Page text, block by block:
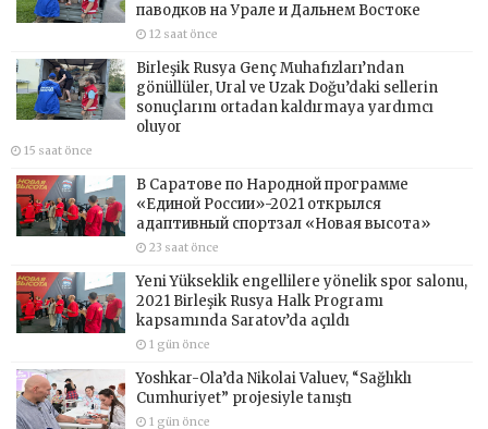
паводков на Урале и Дальнем Востоке
12 saat önce
Birleşik Rusya Genç Muhafızları’ndan
gönüllüler, Ural ve Uzak Doğu’daki sellerin
sonuçlarını ortadan kaldırmaya yardımcı
oluyor
15 saat önce
В Саратове по Народной программе
«Единой России»-2021 открылся
адаптивный спортзал «Новая высота»
23 saat önce
Yeni Yükseklik engellilere yönelik spor salonu,
2021 Birleşik Rusya Halk Programı
kapsamında Saratov’da açıldı
1 gün önce
Yoshkar-Ola’da Nikolai Valuev, “Sağlıklı
Cumhuriyet” projesiyle tanıştı
1 gün önce